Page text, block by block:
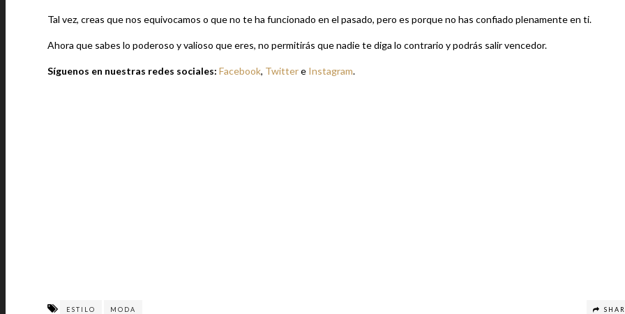
Tal vez, creas que nos equivocamos o que no te ha funcionado en el pasado, pero es porque no has confiado plenamente en ti.
Ahora que sabes lo poderoso y valioso que eres, no permitirás que nadie te diga lo contrario y podrás salir vencedor.
Síguenos en nuestras redes sociales: Facebook, Twittere Instagram.
ESTILO MODA